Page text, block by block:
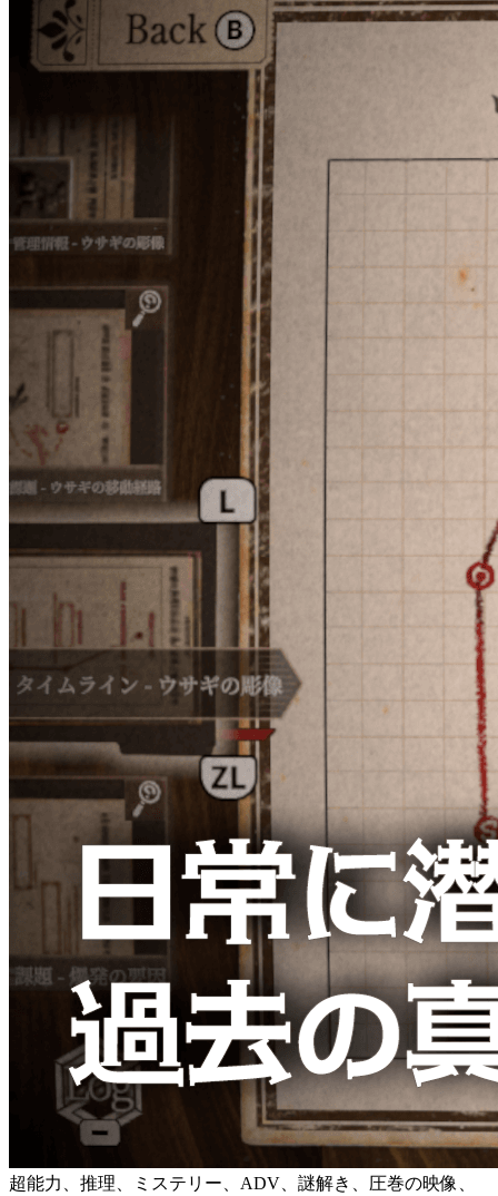
超能力、推理、ミステリー、ADV、謎解き、圧巻の映像、